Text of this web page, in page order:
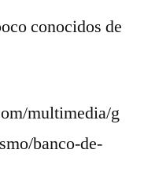
conocidos de
multimedia/g
banco-de-